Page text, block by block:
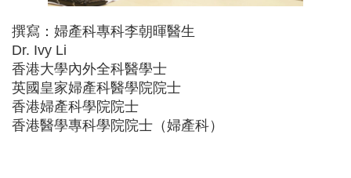
撰寫：婦產科專科李朝暉醫生
Dr. Ivy Li
香港大學內外全科醫學士
英國皇家婦產科醫學院院士
香港婦產科學院院士
香港醫學專科學院院士（婦產科）